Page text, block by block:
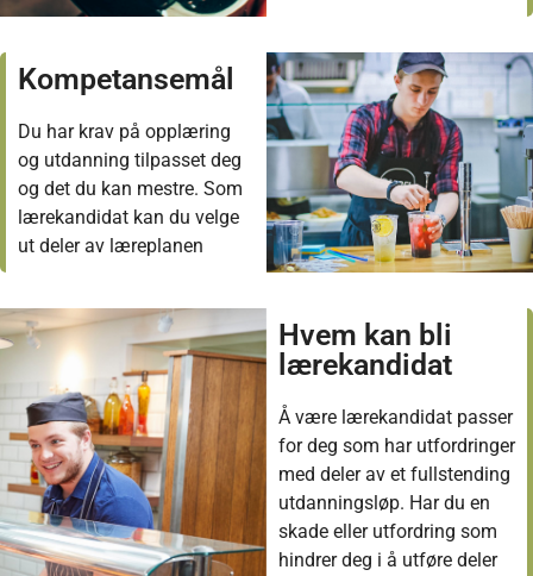
Kompetansemål
Du har krav på opplæring
og utdanning tilpasset deg
og det du kan mestre. Som
lærekandidat kan du velge
ut deler av læreplanen
Hvem kan bli
lærekandidat
Å være lærekandidat passer
for deg som har utfordringer
med deler av et fullstending
utdanningsløp. Har du en
skade eller utfordring som
hindrer deg i å utføre deler